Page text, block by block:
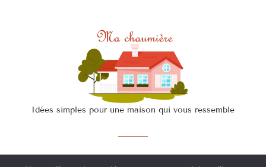
Idées simples pour une maison qui vous ressemble